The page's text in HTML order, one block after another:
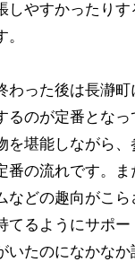
しやすかったり
わった後は長瀞
るのが定番とな
を堪能しながら
番の流れです。
などの趣向がこ
てるようにサポー
いたのになかなか